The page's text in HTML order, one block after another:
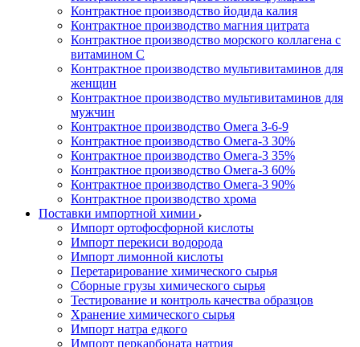
Контрактное производство йодида калия
Контрактное производство магния цитрата
Контрактное производство морского коллагена с
витамином С
Контрактное производство мультивитаминов для
женщин
Контрактное производство мультивитаминов для
мужчин
Контрактное производство Омега 3-6-9
Контрактное производство Омега-3 30%
Контрактное производство Омега-3 35%
Контрактное производство Омега-3 60%
Контрактное производство Омега-3 90%
Контрактное производство хрома
Поставки импортной химии
Импорт ортофосфорной кислоты
Импорт перекиси водорода
Импорт лимонной кислоты
Перетарирование химического сырья
Сборные грузы химического сырья
Тестирование и контроль качества образцов
Хранение химического сырья
Импорт натра едкого
Импорт перкарбоната натрия